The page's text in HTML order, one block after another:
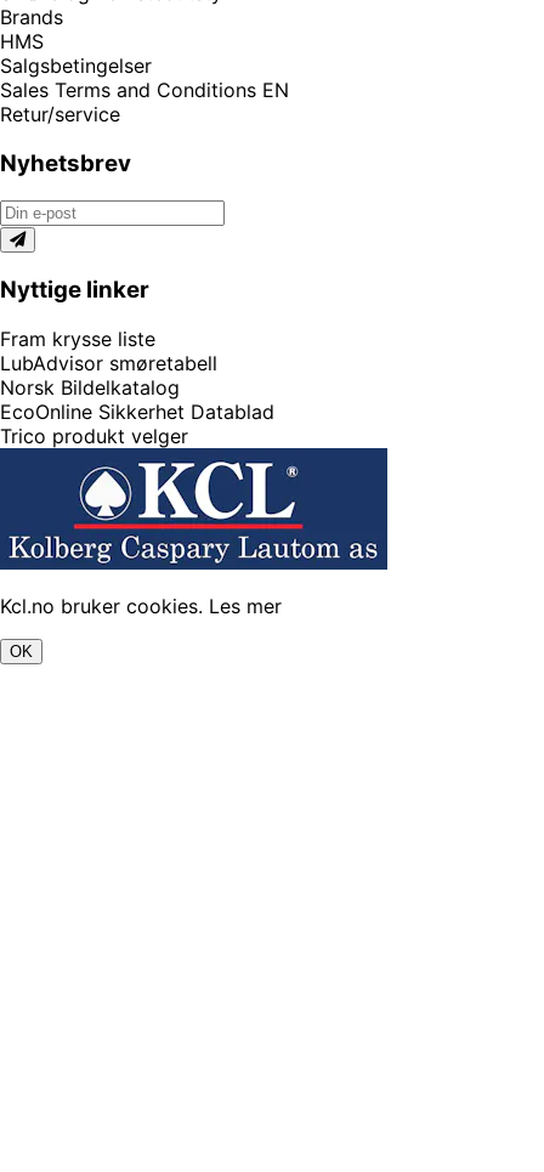
Brands
HMS
Salgsbetingelser
Sales Terms and Conditions EN
Retur/service
Nyhetsbrev
Nyttige linker
Fram krysse liste
LubAdvisor smøretabell
Norsk Bildelkatalog
EcoOnline Sikkerhet Datablad
Trico produkt velger
Kcl.no bruker cookies. Les mer
OK